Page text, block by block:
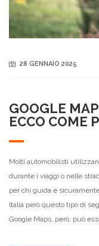
28 GENNAIO 2025
GOOGLE
ECCO COME
Molti automobilisti
durante i viaggi o nelle
per chi guida è
Italia però questo tipo di
Google Maps, però, può